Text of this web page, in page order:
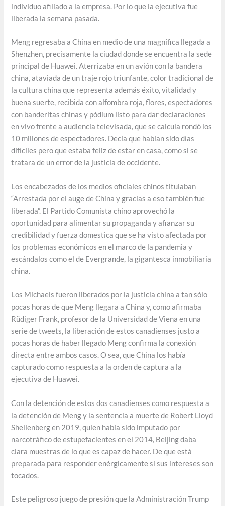
individuo afiliado a la empresa. Por lo que la ejecutiva fue
liberada la semana pasada.
Meng regresaba a China en medio de una magnífica llegada a
Shenzhen, precisamente la ciudad donde se encuentra la sede
principal de Huawei. Aterrizaba en un avión con la bandera
china, ataviada de un traje rojo triunfante, color tradicional de
la cultura china que representa además éxito, vitalidad y
buena suerte, recibida con alfombra roja, flores, espectadores
con banderitas chinas y pódium listo para dar declaraciones
en vivo frente a audiencia televisada, que se calcula rondó los
10 millones de espectadores. Decía que habían sido días
difíciles pero que estaba feliz de estar en casa, como si se
tratara de un error de la justicia de occidente.
Los encabezados de los medios oficiales chinos titulaban
“Arrestada por el auge de China y gracias a eso también fue
liberada”. El Partido Comunista chino aprovechó la
oportunidad para alimentar su propaganda y afianzar su
credibilidad y fuerza domestica que se ha visto afectada por
los problemas económicos en el marco de la pandemia y
escándalos como el de Evergrande, la gigantesca inmobiliaria
china.
Los Michaels fueron liberados por la justicia china a tan sólo
pocas horas de que Meng llegara a China y, como afirmaba
Rüdiger Frank, profesor de la Universidad de Viena en una
serie de tweets, la liberación de estos canadienses justo a
pocas horas de haber llegado Meng confirma la conexión
directa entre ambos casos. O sea, que China los había
capturado como respuesta a la orden de captura a la
ejecutiva de Huawei.
Con la detención de estos dos canadienses como respuesta a
la detención de Meng y la sentencia a muerte de Robert Lloyd
Shellenberg en 2019, quien había sido imputado por
narcotráfico de estupefacientes en el 2014, Beijing daba
clara muestras de lo que es capaz de hacer. De que está
preparada para responder enérgicamente si sus intereses son
tocados.
Este peligroso juego de presión que la Administración Trump